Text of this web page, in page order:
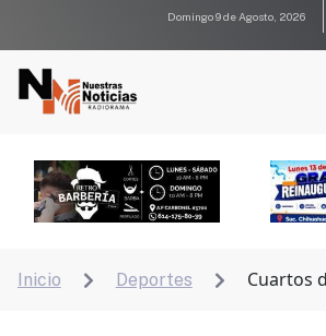
Domingo 9 de Agosto, 2026
Inicio  Deportes 
Cuartos